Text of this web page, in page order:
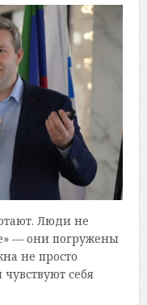
Люди не
— они погружены
не просто
себя